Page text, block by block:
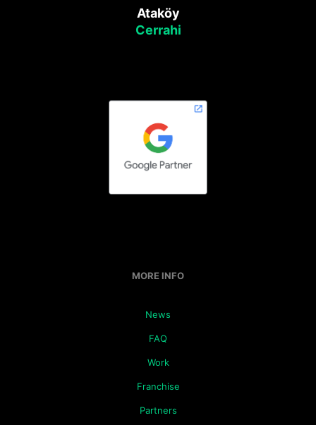
Ataköy
Cerrahi
MORE INFO
News
FAQ
Work
Franchise
Partners